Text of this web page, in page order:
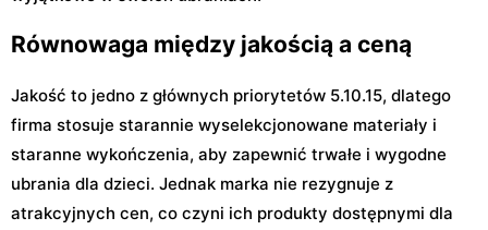
Równowaga między jakością a ceną
Jakość to jedno z głównych priorytetów 5.10.15, dlatego
firma stosuje starannie wyselekcjonowane materiały i
staranne wykończenia, aby zapewnić trwałe i wygodne
ubrania dla dzieci. Jednak marka nie rezygnuje z
atrakcyjnych cen, co czyni ich produkty dostępnymi dla